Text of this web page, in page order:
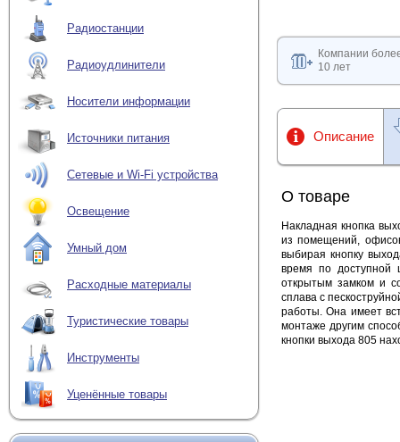
Радиостанции
Радиоудлинители
Носители информации
Источники питания
Сетевые и Wi-Fi устройства
Освещение
Умный дом
Расходные материалы
Туристические товары
Инструменты
Уценённые товары
Компании
10 лет
Описание
О товаре
Накладная кнопка
из помещений,
выбирая кнопку
время по доступной
открытым замком и
сплава с
работы. Она имеет
монтаже другим
кнопки выхода 805